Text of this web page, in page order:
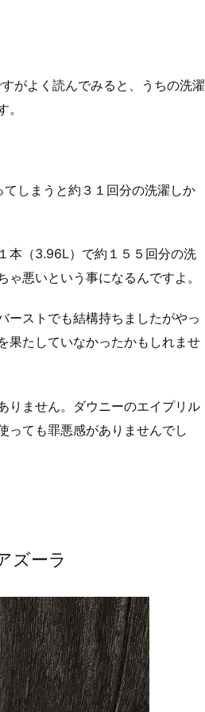
がよく読んでみると、うちの洗濯
しまうと約３１回分の洗濯しか
本（3.96L）で約１５５回分の洗
悪いという事になるんですよ。
ーストでも結構持ちましたがやっ
果たしていなかったかもしれませ
りません。ダウニーのエイプリル
っても罪悪感がありませんでし
ズーラ